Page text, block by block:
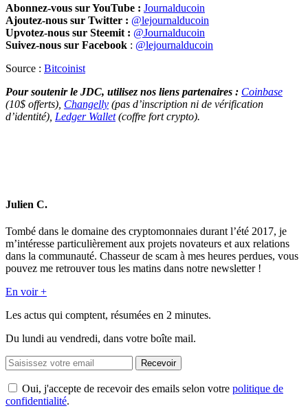
Abonnez-vous sur YouTube : Journalducoin
Ajoutez-nous sur Twitter : @lejournalducoin
Upvotez-nous sur Steemit : @Journalducoin
Suivez-nous sur Facebook : @lejournalducoin
Source : Bitcoinist
Pour soutenir le JDC, utilisez nos liens partenaires : Coinbase
(10$ offerts), Changelly (pas d’inscription ni de vérification
d’identité), Ledger Wallet(coffre fort crypto).
Julien C.
Tombé dans le domaine des cryptomonnaies durant l’été 2017, je
m’intéresse particulièrement aux projets novateurs et aux relations
dans la communauté. Chasseur de scam à mes heures perdues, vous
pouvez me retrouver tous les matins dans notre newsletter !
En voir +
Les actus qui comptent, résumées en 2 minutes.
Du lundi au vendredi, dans votre boîte mail.
Recevoir
Oui, j'accepte de recevoir des emails selon votre politique de
confidentialité.